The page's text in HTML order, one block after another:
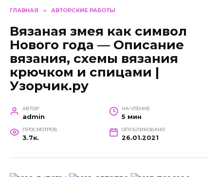
ГЛАВНАЯ » АВТОРСКИЕ РАБОТЫ
Вязаная змея как символ
Нового года — Описание
вязания, схемы вязания
крючком и спицами |
Узорчик.ру
АВТОР
admin
НА ЧТЕНИЕ
5 мин
ПРОСМОТРОВ
3.7к.
ОПУБЛИКОВАНО
26.01.2021